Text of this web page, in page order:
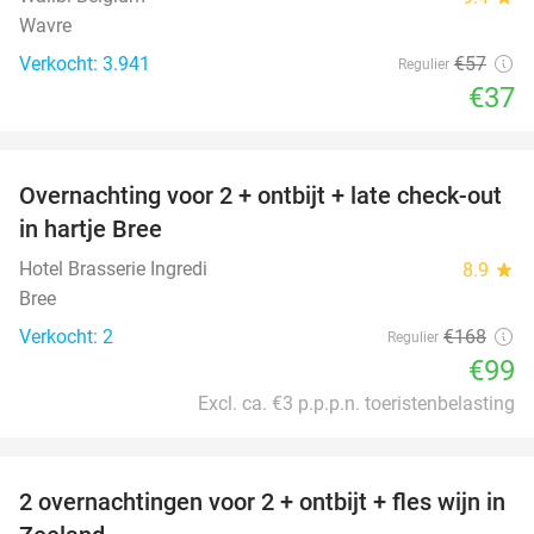
Wavre
Verkocht: 3.941
Regulier €57
€37
41%
TODAY
Overnachting voor 2 + ontbijt + late check-out
in hartje Bree
Hotel Brasserie Ingredi 8.9 star
Bree
Verkocht: 2
Regulier €168
€99
Excl. ca. €3 p.p.p.n. toeristenbelasting
55%
2 overnachtingen voor 2 + ontbijt + fles wijn in